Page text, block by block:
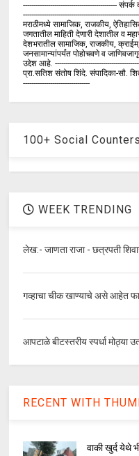
---------------------------------------------
मराठीमध्ये सामाजिक, राजकीय,
जगतातील माहिती देणारी देशातील व
देशभरातील सामाजिक, राजकीय,
जनसामान्यांपर्यंत पोहोचवणे व
उद्देश आहे.
प्रा.सतिश संतोष शिंदे. संपादिका-सौ.
--------------------------------
100+ Social Counters
WEEK TRENDING
लेख:- जाणता राजा - छत्रपती
गव्हाचा चीक खाण्याचे असे आहेत
आपटाळे बीटस्तरीय स्पर्धा मोठ्या
RECENT WITH
वाकी खुर्द येथे